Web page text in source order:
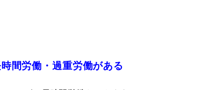
間労働・過重労働がある